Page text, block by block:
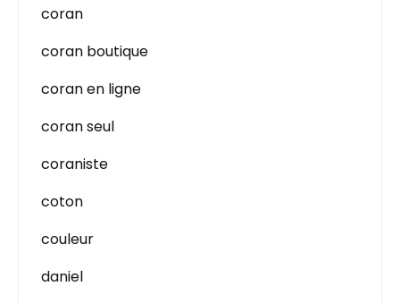
coran
coran boutique
coran en ligne
coran seul
coraniste
coton
couleur
daniel